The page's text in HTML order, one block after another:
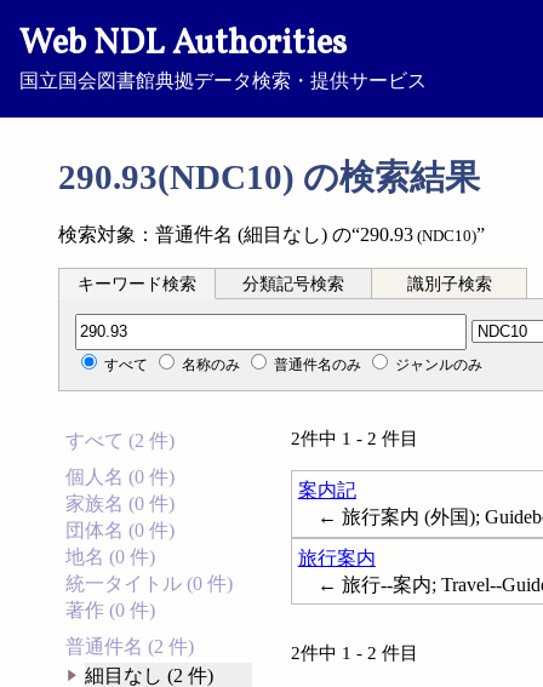
Web NDL Authorities
国立国会図書館典拠データ検索・提供サービス
290.93(NDC10) の検索結果
検索対象：普通件名 (細目なし) の“290.93 (NDC10)”
キーワード検索 分類記号検索 識別子検索
分類記号検索
すべて 名称のみ 普通件名のみ ジャンルのみ
すべて (2 件)
個人名 (0 件)
家族名 (0 件)
団体名 (0 件)
地名 (0 件)
統一タイトル (0 件)
著作 (0 件)
普通件名 (2 件)
細目なし (2 件)
2件中 1 - 2 件目
案内記
← 旅行案内 (外国);
旅行案内
← 旅行--案内; Travel--
2件中 1 - 2 件目